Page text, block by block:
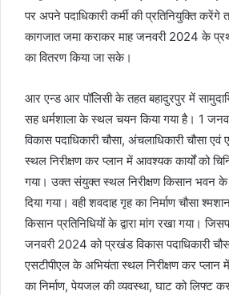
पर अपने पदाधिकारी कर्मी की प्रतिनियुक्ति करेंगे
कागजात जमा कराकर माह जनवरी 2024 के
का वितरण किया जा सके।
आर एन्ड आर पॉलिसी के तहत बहादुरपुर में
सह धर्मशाला के स्थल चयन किया गया है। 1
विकास पदाधिकारी चौसा, अंचलाधिकारी चौसा
स्थल निरीक्षण कर प्लान में आवश्यक कार्यों को
गया। उक्त संयुक्त स्थल निरीक्षण किसान भवन के
दिया गया। वही शवदाह गृह का निर्माण चौसा
किसान प्रतिनिधियों के द्वारा मांग रखा गया।
जनवरी 2024 को प्रखंड विकास पदाधिकारी
एसटीपीएल के अभियंता स्थल निरीक्षण कर प्लान
का निर्माण, पेयजल की व्यवस्था, घाट को लिफ्ट